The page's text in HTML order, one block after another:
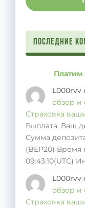
Последние
Платим
L000rvv
обзор и
Страховка
Выплата. Ваш
Сумма
(BEP20) Время
09:43:10(UTC)
L000rvv
обзор и
Страховка